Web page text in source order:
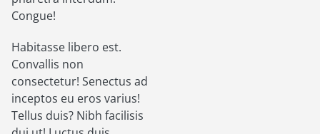
Congue!
Habitasse libero est.
Convallis non
consectetur! Senectus ad
inceptos eu eros varius!
Tellus duis? Nibh facilisis